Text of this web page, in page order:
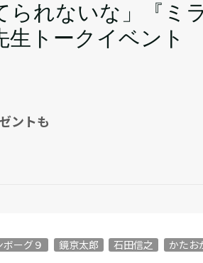
られないな」『ミ
トークイベント
ントも
ボーグ９ 鏡京太郎 石田信之 かたお